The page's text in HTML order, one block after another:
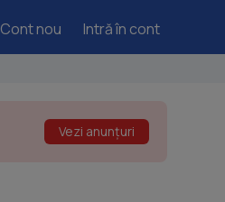
Cont nou Intră în cont
Vezi anunțuri